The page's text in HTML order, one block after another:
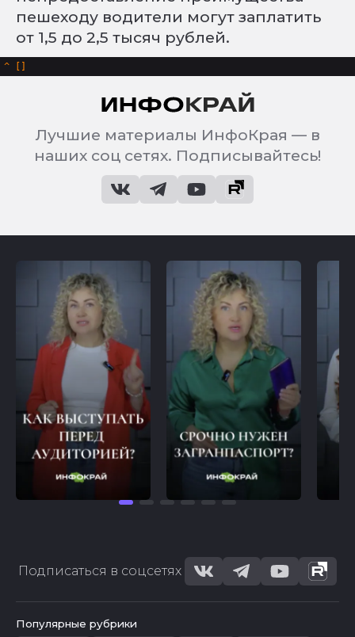
пешеходу водители могут заплатить
от 1,5 до 2,5 тысяч рублей.
^
Лучшие материалы ИнфоКрая — в
наших соц сетях. Подписывайтесь!
Подписаться в соцсетях
Популярные рубрики